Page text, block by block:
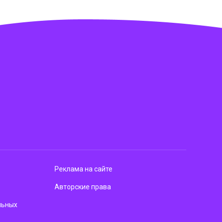
Реклама на сайте
Авторские права